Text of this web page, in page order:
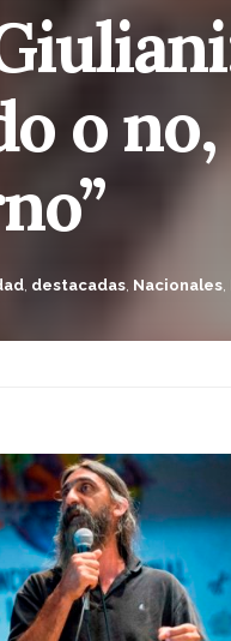
o
, destacadas, Nacionales,